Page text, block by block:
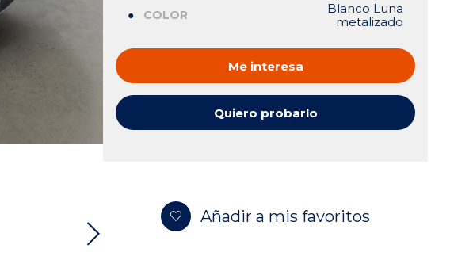
COLOR
Blanco Luna
metalizado
Me interesa
Quiero probarlo
Añadir a mis favoritos